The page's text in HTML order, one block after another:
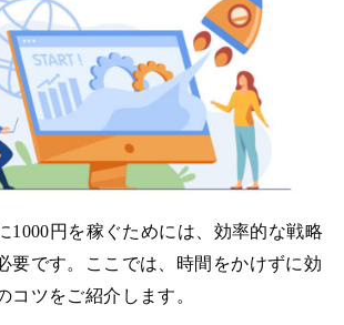
1000円を稼ぐためには、効率的な戦略
要です。ここでは、時間をかけずに効
コツをご紹介します。